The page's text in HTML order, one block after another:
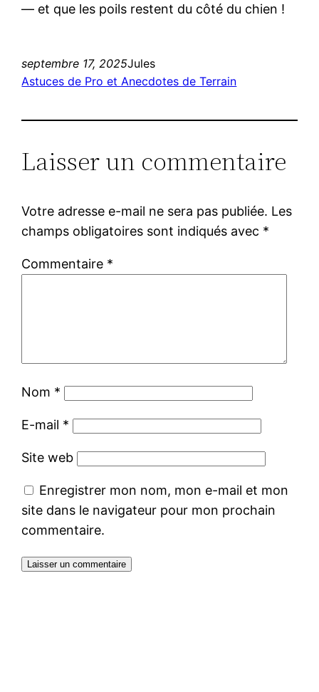
— et que les poils restent du côté du chien !
septembre 17, 2025Jules
Astuces de Pro et Anecdotes de Terrain
Laisser un commentaire
Votre adresse e-mail ne sera pas publiée. Les
champs obligatoires sont indiqués avec *
Commentaire *
Nom *
E-mail *
Site web
Enregistrer mon nom, mon e-mail et mon
site dans le navigateur pour mon prochain
commentaire.